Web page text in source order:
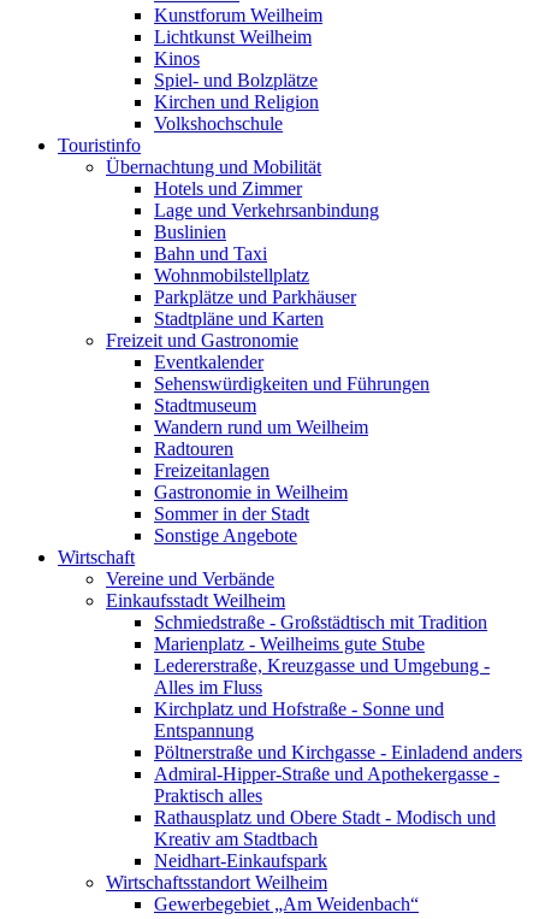
Kunstforum Weilheim
Lichtkunst Weilheim
Kinos
Spiel- und Bolzplätze
Kirchen und Religion
Volkshochschule
Touristinfo
Übernachtung und Mobilität
Hotels und Zimmer
Lage und Verkehrsanbindung
Buslinien
Bahn und Taxi
Wohnmobilstellplatz
Parkplätze und Parkhäuser
Stadtpläne und Karten
Freizeit und Gastronomie
Eventkalender
Sehenswürdigkeiten und Führungen
Stadtmuseum
Wandern rund um Weilheim
Radtouren
Freizeitanlagen
Gastronomie in Weilheim
Sommer in der Stadt
Sonstige Angebote
Wirtschaft
Vereine und Verbände
Einkaufsstadt Weilheim
Schmiedstraße - Großstädtisch mit Tradition
Marienplatz - Weilheims gute Stube
Ledererstraße, Kreuzgasse und Umgebung -
Alles im Fluss
Kirchplatz und Hofstraße - Sonne und
Entspannung
Pöltnerstraße und Kirchgasse - Einladend anders
Admiral-Hipper-Straße und Apothekergasse -
Praktisch alles
Rathausplatz und Obere Stadt - Modisch und
Kreativ am Stadtbach
Neidhart-Einkaufspark
Wirtschaftsstandort Weilheim
Gewerbegebiet „Am Weidenbach“